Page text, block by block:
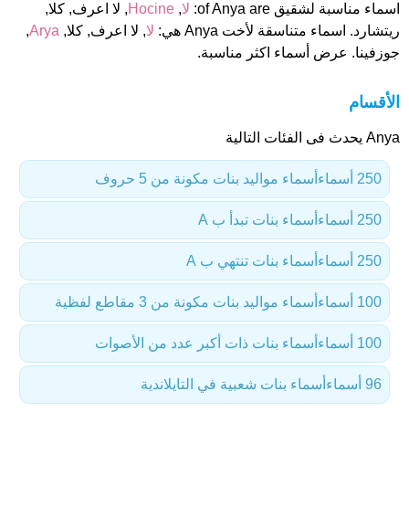
اسماء مناسبة لشقيق of Anya are: لا,
Hocine, لا اعرف, كلا,
ريتشارد. اسماء متناسقة لأخت Anya هي:
لا, لا اعرف, كلا, Arya
,
جوزفينا. عرض أسماء اكثر مناسبة.
الأقسام
Anya يحدث فى الفئات التالية
أسماء مواليد بنات مكونة من 5 حروف 250 أسماء
أسماء بنات تبدأ ب A 250 أسماء
أسماء بنات تنتهي ب A 250 أسماء
أسماء مواليد بنات مكونة من 3 مقاطع لفظية 100 أسماء
أسماء بنات ذات أكبر عدد من الأصوات 100 أسماء
أسماء بنات شعبية في التايلاندية 96 أسماء